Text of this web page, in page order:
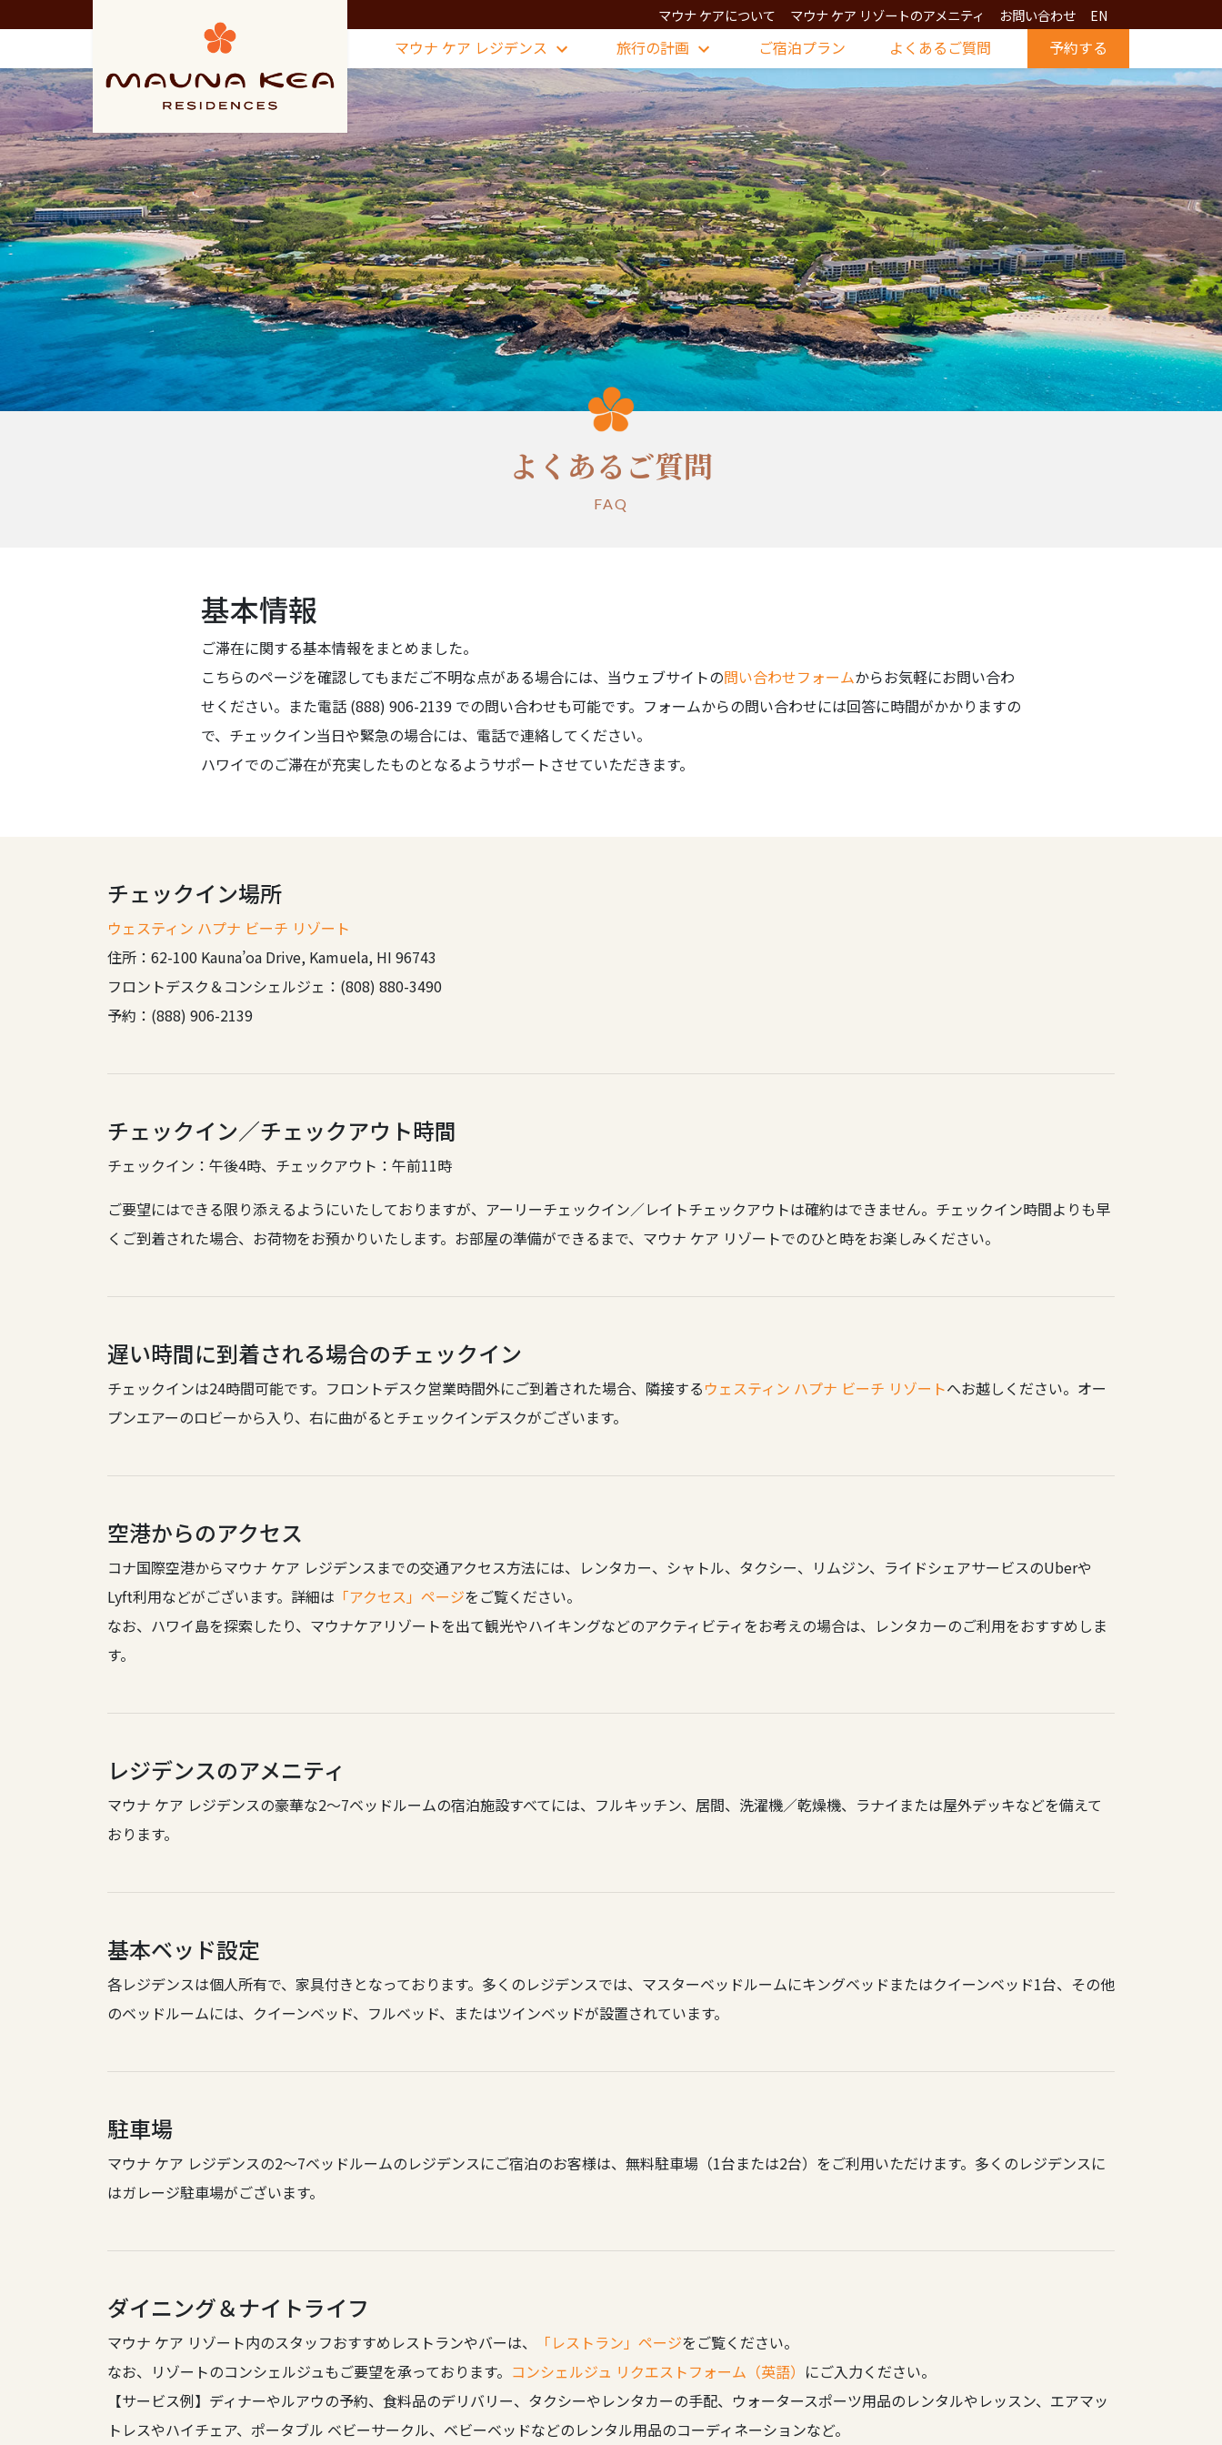
マウナ ケアについて マウナ ケア リゾートのアメニティ お問い合わせ EN
マウナ ケア レジデンス 旅行の計画 ご宿泊プラン よくあるご質問 予約する
よくあるご質問
FAQ
基本情報
ご滞在に関する基本情報をまとめました。
こちらのページを確認してもまだご不明な点がある場合には、当ウェブサイトの問い合わせフォームからお気軽にお問い合わ
せください。また電話 (888) 906-2139 での問い合わせも可能です。フォームからの問い合わせには回答に時間がかかりますの
で、チェックイン当日や緊急の場合には、電話で連絡してください。
ハワイでのご滞在が充実したものとなるようサポートさせていただきます。
チェックイン場所
ウェスティン ハプナ ビーチ リゾート
住所：62-100 Kauna’oa Drive, Kamuela, HI 96743
フロントデスク＆コンシェルジェ：(808) 880-3490
予約：(888) 906-2139
チェックイン／チェックアウト時間
チェックイン：午後4時、チェックアウト：午前11時
ご要望にはできる限り添えるようにいたしておりますが、アーリーチェックイン／レイトチェックアウトは確約はできません。チェックイン時間よりも早
くご到着された場合、お荷物をお預かりいたします。お部屋の準備ができるまで、マウナ ケア リゾートでのひと時をお楽しみください。
遅い時間に到着される場合のチェックイン
チェックインは24時間可能です。フロントデスク営業時間外にご到着された場合、隣接するウェスティン ハプナ ビーチ リゾートへお越しください。オー
プンエアーのロビーから入り、右に曲がるとチェックインデスクがございます。
空港からのアクセス
コナ国際空港からマウナ ケア レジデンスまでの交通アクセス方法には、レンタカー、シャトル、タクシー、リムジン、ライドシェアサービスのUberや
Lyft利用などがございます。詳細は 「アクセス」ページをご覧ください。
なお、ハワイ島を探索したり、マウナケアリゾートを出て観光やハイキングなどのアクティビティをお考えの場合は、レンタカーのご利用をおすすめしま
す。
レジデンスのアメニティ
マウナ ケア レジデンスの豪華な2～7ベッドルームの宿泊施設すべてには、フルキッチン、居間、洗濯機／乾燥機、ラナイまたは屋外デッキなどを備えて
おります。
基本ベッド設定
各レジデンスは個人所有で、家具付きとなっております。多くのレジデンスでは、マスターベッドルームにキングベッドまたはクイーンベッド1台、その他
のベッドルームには、クイーンベッド、フルベッド、またはツインベッドが設置されています。
駐車場
マウナ ケア レジデンスの2～7ベッドルームのレジデンスにご宿泊のお客様は、無料駐車場（1台または2台）をご利用いただけます。多くのレジデンスに
はガレージ駐車場がございます。
ダイニング＆ナイトライフ
マウナ ケア リゾート内のスタッフおすすめレストランやバーは、 「レストラン」ページをご覧ください。
なお、リゾートのコンシェルジュもご要望を承っております。 コンシェルジュ リクエストフォーム（英語） にご入力ください。
【サービス例】ディナーやルアウの予約、食料品のデリバリー、タクシーやレンタカーの手配、ウォータースポーツ用品のレンタルやレッスン、エアマッ
トレスやハイチェア、ポータブル ベビーサークル、ベビーベッドなどのレンタル用品のコーディネーションなど。